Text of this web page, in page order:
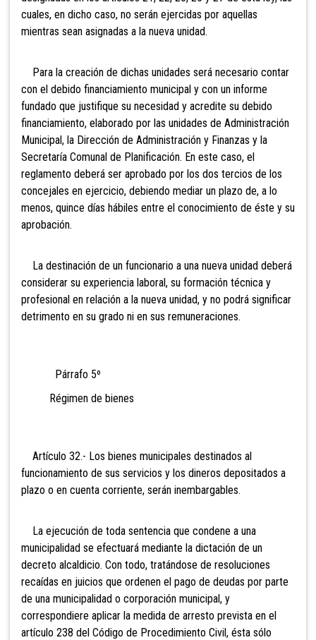
cuales, en dicho caso, no serán ejercidas por aquellas
mientras sean asignadas a la nueva unidad.
Para la creación de dichas unidades será necesario contar
con el debido financiamiento municipal y con un informe
fundado que justifique su necesidad y acredite su debido
financiamiento, elaborado por las unidades de Administración
Municipal, la Dirección de Administración y Finanzas y la
Secretaría Comunal de Planificación. En este caso, el
reglamento deberá ser aprobado por los dos tercios de los
concejales en ejercicio, debiendo mediar un plazo de, a lo
menos, quince días hábiles entre el conocimiento de éste y su
aprobación.
La destinación de un funcionario a una nueva unidad deberá
considerar su experiencia laboral, su formación técnica y
profesional en relación a la nueva unidad, y no podrá significar
detrimento en su grado ni en sus remuneraciones.
Párrafo 5º
Régimen de bienes
Artículo 32.- Los bienes municipales destinados al
funcionamiento de sus servicios y los dineros depositados a
plazo o en cuenta corriente, serán inembargables.
La ejecución de toda sentencia que condene a una
municipalidad se efectuará mediante la dictación de un
decreto alcaldicio. Con todo, tratándose de resoluciones
recaídas en juicios que ordenen el pago de deudas por parte
de una municipalidad o corporación municipal, y
correspondiere aplicar la medida de arresto prevista en el
artículo 238 del Código de Procedimiento Civil, ésta sólo